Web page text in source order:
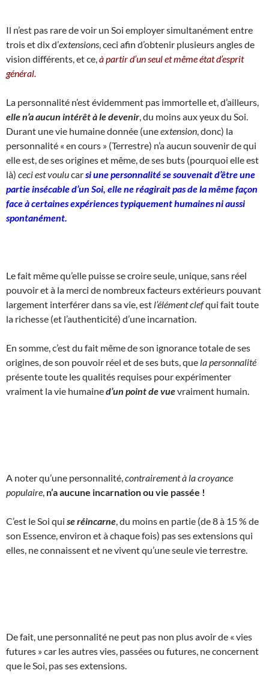
Il n’est pas rare de voir un Soi employer simultanément entre
trois et dix d’extensions , ceci afin d’obtenir plusieurs angles de
vision différents, et ce, à partir d’un seul et même état d’esprit
général.
La personnalité n’est évidemment pas immortelle et, d’ailleurs,
elle n’a aucun intérêt à le devenir , du moins aux yeux du Soi.
Durant une vie humaine donnée (uneextension , donc) la
personnalité « en cours » (Terrestre) n’a aucun souvenir de qui
elle est, de ses origines et même, de ses buts (pourquoi elle est
là) ceci est voulucarsi une personnalité se souvenait d’être une
partie insécable d’un Soi, elle ne réagirait pas de la même façon
face à certaines expériences typiquement humaines ni aussi
spontanément.
Le fait même qu’elle puisse se croire seule, unique, sans réel
pouvoir et à la merci de nombreux facteurs extérieurs pouvant
largement interférer dans sa vie, est l’élément clefqui fait toute
la richesse (et l’authenticité) d’une incarnation.
En somme, c’est du fait même de son ignorance totale de ses
origines, de son pouvoir réel et de ses buts, que la personnalité
présente toute les qualités requises pour expérimenter
vraiment la vie humained’un point de vuevraiment humain.
A noter qu’une personnalité, contrairement à la croyance
populaire n’a aucune incarnation ou vie passée !
C’est le Soi qui se réincarne , du moins en partie (de 8 à 15 % de
son Essence, environ et à chaque fois) pas ses extensions qui
elles, ne connaissent et ne vivent qu’une seule vie terrestre.
De fait, une personnalité ne peut pas non plus avoir de « vies
futures » car les autres vies, passées ou futures, ne concernent
que le Soi, pas ses extensions.